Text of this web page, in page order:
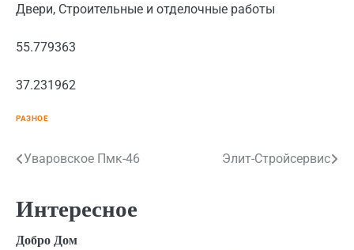
Двери, Строительные и отделочные работы
55.779363
37.231962
РАЗНОЕ
Навигация
записям
Уваровское Пмк-46 Элит-Стройсервис
Интересное
Добро Дом